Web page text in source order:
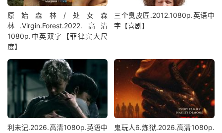
原始森林/处女森
林.Virgin.Forest.2022.高清
1080p.中英双字【菲律宾大尺
度】
三个臭皮匠.2012.1080p.英语中
字【喜剧】
利未记.2026.高清1080p.英语中
鬼玩人6.炼狱.2026.高清1080p.